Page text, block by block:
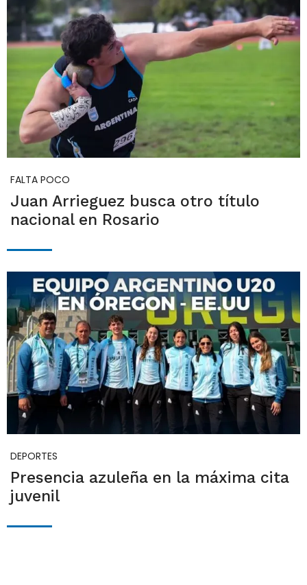
FALTA POCO
Juan Arrieguez busca otro título
nacional en Rosario
DEPORTES
Presencia azuleña en la máxima cita
juvenil